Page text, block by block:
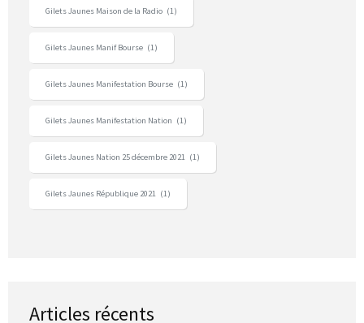
Gilets Jaunes Maison de la Radio (1)
Gilets Jaunes Manif Bourse (1)
Gilets Jaunes Manifestation Bourse (1)
Gilets Jaunes Manifestation Nation (1)
Gilets Jaunes Nation 25 décembre 2021 (1)
Gilets Jaunes République 2021 (1)
Articles récents